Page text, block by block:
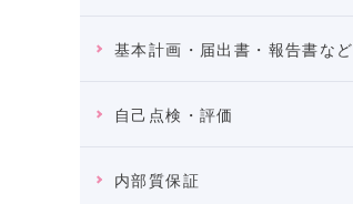
基本計画・届出書・報告書など
自己点検・評価
内部質保証